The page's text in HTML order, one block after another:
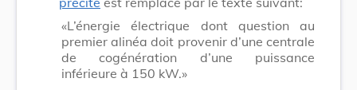
«L’énergie électrique dont question au
premier alinéa doit provenir d’une centrale
de cogénération d’une puissance
inférieure à 150 kW.»